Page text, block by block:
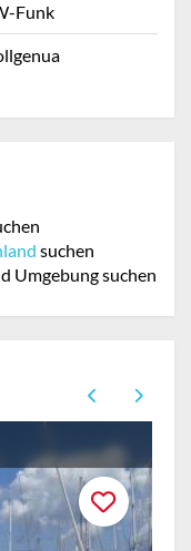
Funk
suchen
Umgebung suchen